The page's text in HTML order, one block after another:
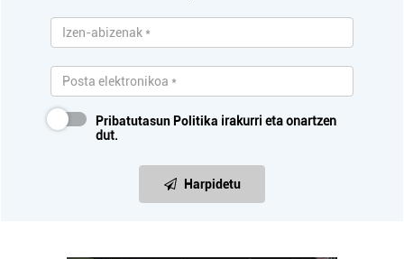
Pribatutasun Politika irakurri eta onartzen
dut.
Harpidetu